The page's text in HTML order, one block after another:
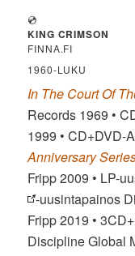
💿
KING CRIMSON
FINNA.FI
1960-LUKU
In The Court Of
Records 1969 •
1999 •
Anniversary
Fripp 2009 • LP-
-uusintapainos
Fripp 2019 •
Discipline Global